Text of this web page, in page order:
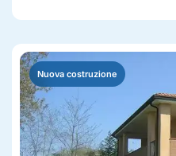
Nuova costruzione